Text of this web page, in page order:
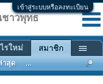
เข้าสู่ระบบหรือลงทะเบียน
าวพุทธ
รใหม่ สมาชิก
าสุด ...